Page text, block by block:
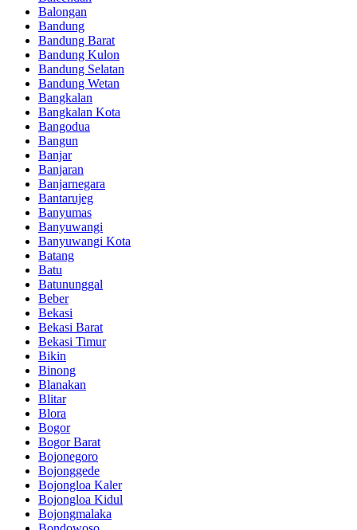
Balongan
Bandung
Bandung Barat
Bandung Kulon
Bandung Selatan
Bandung Wetan
Bangkalan
Bangkalan Kota
Bangodua
Bangun
Banjar
Banjaran
Banjarnegara
Bantarujeg
Banyumas
Banyuwangi
Banyuwangi Kota
Batang
Batu
Batununggal
Beber
Bekasi
Bekasi Barat
Bekasi Timur
Bikin
Binong
Blanakan
Blitar
Blora
Bogor
Bogor Barat
Bojonegoro
Bojonggede
Bojongloa Kaler
Bojongloa Kidul
Bojongmalaka